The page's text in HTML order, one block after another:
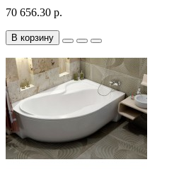
70 656.30 р.
В корзину